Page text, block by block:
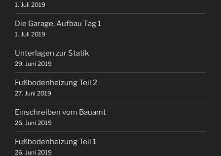
1. Juli 2019
Die Garage, Aufbau Tag 1
1. Juli 2019
Unterlagen zur Statik
29. Juni 2019
Fußbodenheizung Teil 2
27. Juni 2019
Einschreiben vom Bauamt
26. Juni 2019
Fußbodenheizung Teil 1
26. Juni 2019